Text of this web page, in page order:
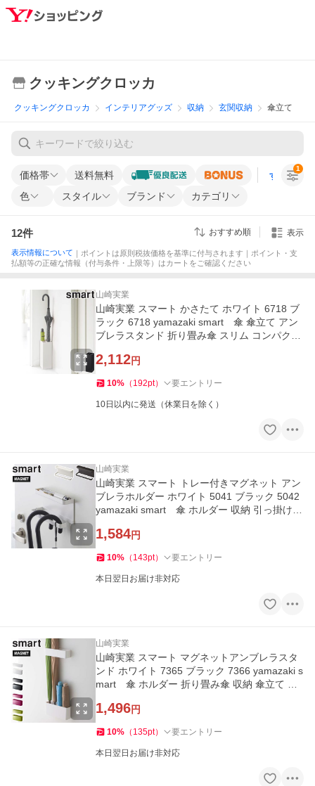
クッキングクロッカ
クッキングクロッカ インテリアグッズ 収納 玄関収納 傘立て
価格帯 送料無料 すべての条
色 スタイル ブランド カテゴリ
1
12件 おすすめ順 表示
表示情報について ｜ポイントは原則税抜価格を基準に付与されます｜ポイント・支
払額等の正確な情報（付与条件・上限等）はカートをご確認ください
山崎実業
山崎実業 スマート かさたて ホワイト 6718 ブ
ラック 6718 yamazaki smart 傘 傘立て アン
ブレラスタンド 折り畳み傘 スリム コンパクト
2,112円
10% （ 192pt） 要エントリー
10日以内に発送（休業日を除く）
山崎実業
山崎実業 スマート トレー付きマグネット アン
ブレラホルダー ホワイト 5041 ブラック 5042
yamazaki smart 傘 ホルダー 収納 引っ掛け
1,584円
10% （ 143pt） 要エントリー
本日翌日お届け非対応
山崎実業
山崎実業 スマート マグネットアンブレラスタ
ンド ホワイト 7365 ブラック 7366 yamazaki s
mart 傘 ホルダー 折り畳み傘 収納 傘立て 壁
1,496円
10% （ 135pt） 要エントリー
本日翌日お届け非対応